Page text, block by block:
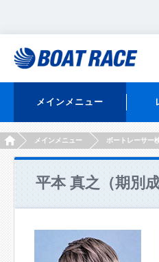
メインメニュー
HOMEメインメニュー ボートレーサー
平本 真之（期別